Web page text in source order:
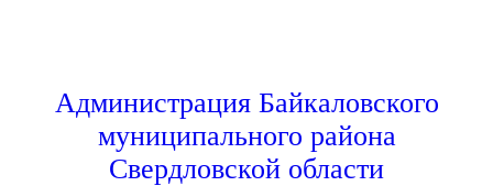
Администрация Байкаловского
муниципального района
Свердловской области